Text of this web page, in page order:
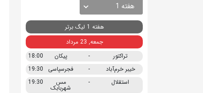
هفته 1
هفته 1 لیگ برتر
جمعه, 23 مرداد
تراکتور
- پیکان
18:00
خیبر خرم‌آباد
- فجرسپاسی
19:30
استقلال
- مس
شهربابک
19:30